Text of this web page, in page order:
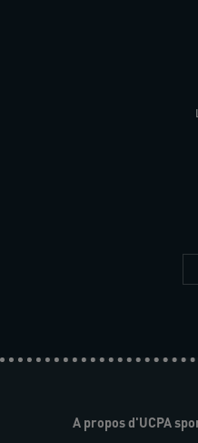
A propos d'UCPA